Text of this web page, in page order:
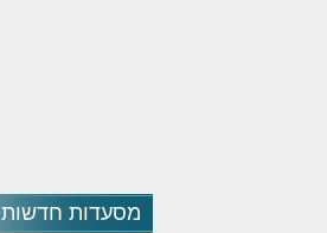
מסעדות חדשות